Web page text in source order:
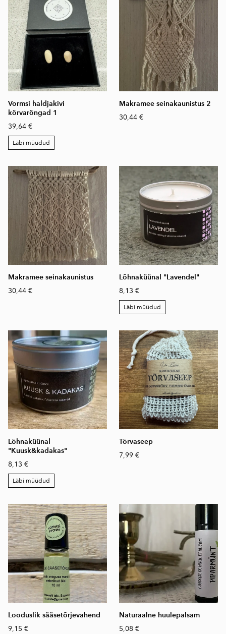
Vormsi haldjakivi
kõrvarõngad 1
39,64 €
Läbi müüdud
Makramee seinakaunistus 2
30,44 €
Makramee seinakaunistus
30,44 €
Lõhnaküünal "Lavendel"
8,13 €
Läbi müüdud
Lõhnaküünal
"Kuusk&kadakas"
8,13 €
Läbi müüdud
Tõrvaseep
7,99 €
Looduslik sääsetõrjevahend
9,15 €
Naturaalne huulepalsam
5,08 €